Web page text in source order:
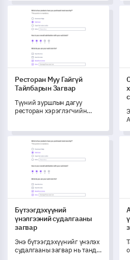
хэмжихэд тусалж,
брендийн сайжруулалтыг
дэмжих гол мэдлэгийг олж
авах боломжийг олгодог.
Ресторан Муу Гайгүй
Ресторан Муу Гайгүй
Тайлбарын Загвар
Түүний зуршлын дагуу
ресторан хэрэглэгчийн
гүнзгий ойлгоход тусалж,
сайжруулалтыг төлөвлөх
болон хэрэгжүүлэхэд
дэмжлэг үзүүлнэ.
Бүтээгдэхүүний үнэлгээний
Бүтээгдэхүүний
үнэлгээний судалгааны
загвар
Энэ бүтээгдэхүүнийг үнэлэх
судалгааны загвар нь танд